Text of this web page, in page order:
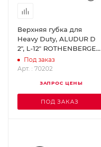
Верхняя губка для
Heavy Duty, ALUDUR D
2", L-12" ROTHENBERGER
70202
Под заказ
Арт. : 70202
ЗАПРОС ЦЕНЫ
ПОД ЗАКАЗ